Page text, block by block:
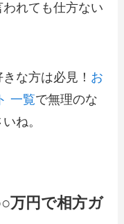
れても仕方ない
な方は必見！ お
一覧で無理のな
ね。
万円で相方ガ